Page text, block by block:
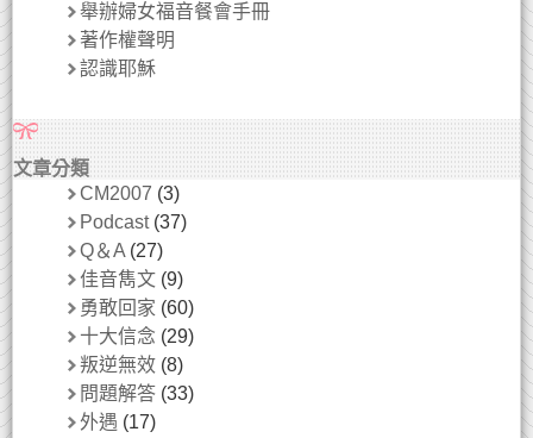
舉辦婦女福音餐會手冊
著作權聲明
認識耶穌
文章分類
CM2007 (3)
Podcast(37)
Q＆A (27)
佳音雋文 (9)
勇敢回家 (60)
十大信念 (29)
叛逆無效 (8)
問題解答 (33)
外遇 (17)